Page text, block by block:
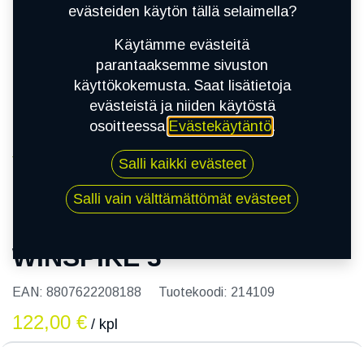
185/55R15 86T NEXEN WINSPIKE 3
185/55R15 86T NEXEN
WINSPIKE 3
EAN: 8807622208188 Tuotekoodi: 214109
122,00 € / kpl
evästeiden käytön tällä selaimella?
Käytämme evästeitä
parantaaksemme sivuston
käyttökokemusta. Saat lisätietoja
evästeistä ja niiden käytöstä
osoitteessa Evästekäytäntö.
Salli kaikki evästeet
Salli vain välttämättömät evästeet